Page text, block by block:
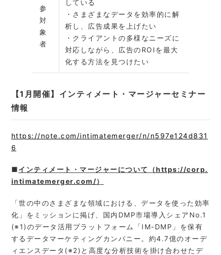
参
対
象
者
している
・さまざまなデータを効率的に解
析し、広告成果を上げたい
・クライアントの多様なニーズに
対応しながら、広告のROIを最大
化する方法を見つけたい
【1月開催】インティメート・マージャーセミナー
情報
https://note.com/intimatemerger/n/n597e124d831
6
■インティメート・マージャーについて（https://corp.
intimatemerger.com/）
「世の中のさまざまな領域における、データを使った効率
化」をミッションに掲げ、国内DMP市場導入シェアNo.1
(※1)のデータ活用プラットフォーム「IM-DMP」を保有
するデータマーケティングカンパニー。約4.7億のオーデ
ィエンスデータ(※2)と高度な分析技術を掛け合わせたデ